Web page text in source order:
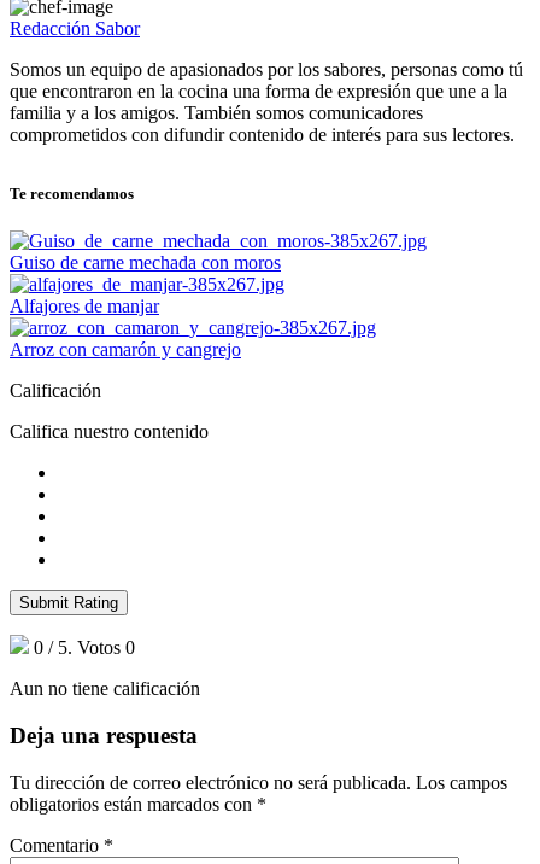
Redacción Sabor
Somos un equipo de apasionados por los sabores, personas como tú
que encontraron en la cocina una forma de expresión que une a la
familia y a los amigos. También somos comunicadores
comprometidos con difundir contenido de interés para sus lectores.
Te recomendamos
Guiso de carne mechada con moros
Alfajores de manjar
Arroz con camarón y cangrejo
Calificación
Califica nuestro contenido
Submit Rating
0 / 5. Votos 0
Aun no tiene calificación
Deja una respuesta
Tu dirección de correo electrónico no será publicada. Los campos
obligatorios están marcados con *
Comentario *